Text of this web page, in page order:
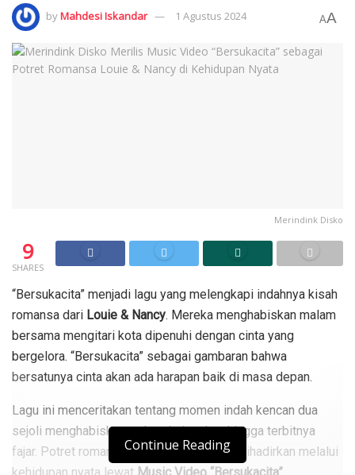
byMahdesi Iskandar 1 Agustus 2024 AA
Merindink Disko
9
SHARES
“Bersukacita” menjadi lagu yang melengkapi indahnya kisah
romansa dari Louie & Nancy. Mereka menghabiskan malam
bersama mengitari kota dipenuhi dengan cinta yang
bergelora. “Bersukacita” sebagai gambaran bahwa
bersatunya cinta akan ada harapan baik di masa depan.
Lagu ini menceritakan tentang momen indah kencan dua
sejoli menghabiskan waktu dari malam hingga terbitnya
fajar. Potret romansa Louie dan Nancy ini dihadirkan melalui
Continue Reading